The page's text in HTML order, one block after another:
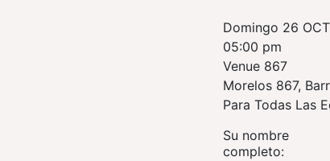
Domingo 26
05:00 pm
Venue 867
Morelos 867,
Para Todas Las
Su nombre
completo: